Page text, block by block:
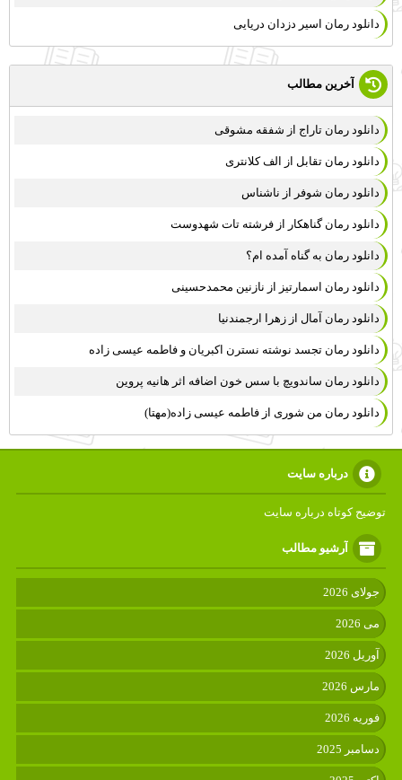
دانلود رمان اسیر دزدان دریایی
آخرین مطالب
دانلود رمان تاراج از شفقه مشوقی
دانلود رمان تقابل از الف کلانتری
دانلود رمان شوفر از ناشناس
دانلود رمان گناهکار از فرشته تات شهدوست
دانلود رمان به گناه آمده ام؟
دانلود رمان اسمارتیز از نازنین محمدحسینی
دانلود رمان آمال از زهرا ارجمندنیا
دانلود رمان تجسد نوشته نسترن اکبریان و فاطمه عیسی زاده
دانلود رمان ساندویچ با سس خون اضافه اثر هانیه پروین
دانلود رمان من شوری از فاطمه عیسی زاده(مهتا)
درباره سایت
توضیح کوتاه درباره سایت
آرشیو مطالب
جولای 2026
می 2026
آوریل 2026
مارس 2026
فوریه 2026
دسامبر 2025